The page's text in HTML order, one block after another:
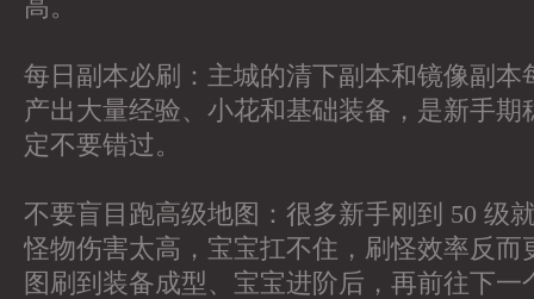
高。
每日副本必刷：主城的清下副本和镜像副本
产出大量经验、小花和基础装备，是新手期
定不要错过。
不要盲目跑高级地图：很多新手刚到 50 级
怪物伤害太高，宝宝扛不住，刷怪效率反而
图刷到装备成型、宝宝进阶后，再前往下一